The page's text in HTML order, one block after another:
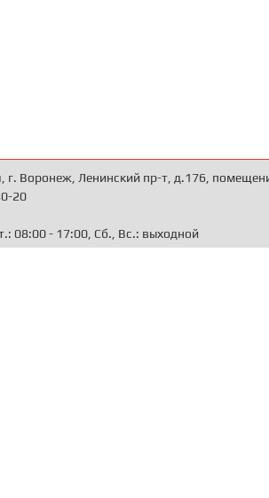
г. Воронеж, Ленинский пр-т, д.176,
20
08:00 - 17:00, Сб., Вс.: выходной